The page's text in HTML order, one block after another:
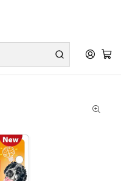
en la RM (Comunas informadas
diaria.
Gigwi Bulb Rubber S